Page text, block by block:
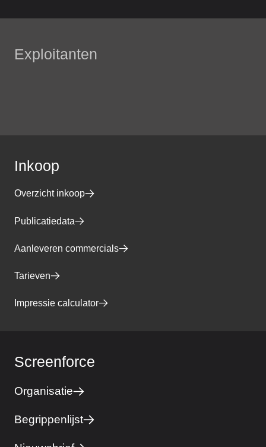
Exploitanten
Inkoop
Overzicht inkoop
Publicatiedata
Aanleveren commercials
Tarieven
Impressie calculator
Screenforce
Organisatie
Begrippenlijst